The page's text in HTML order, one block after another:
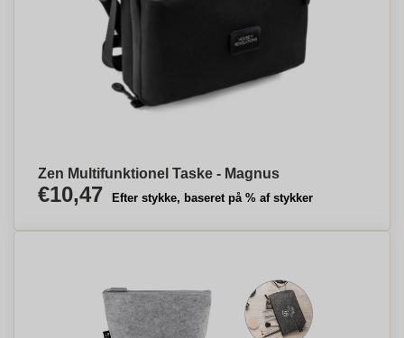
Zen Multifunktionel Taske - Magnus
€10,47 Efter stykke, baseret på % af stykker